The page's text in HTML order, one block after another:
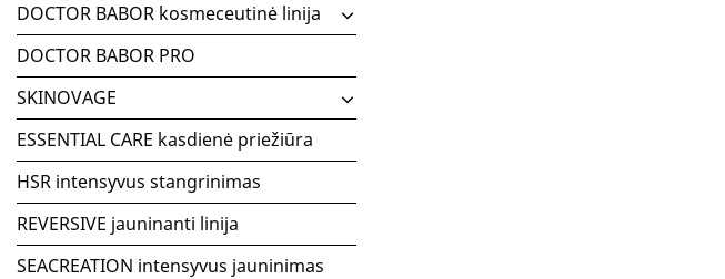
DOCTOR BABOR kosmeceutinė linija
DOCTOR BABOR PRO
SKINOVAGE
ESSENTIAL CARE kasdienė priežiūra
HSR intensyvus stangrinimas
REVERSIVE jauninanti linija
SEACREATION intensyvus jauninimas